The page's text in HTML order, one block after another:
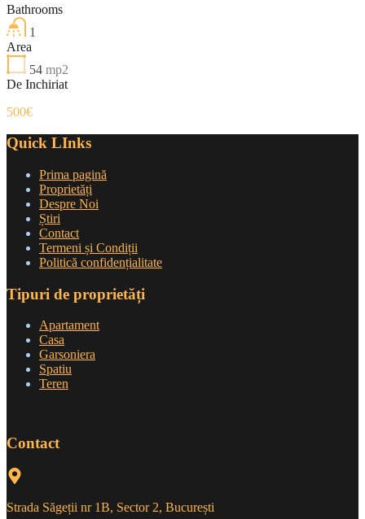
Bathrooms
1
Area
54 mp2
De Inchiriat
500€
Quick LInks
Prima pagină
Proprietăți
Despre Noi
Știri
Contact
Termeni și Condiții
Politică confidențialitate
Tipuri de proprietăți
Apartament
Casa
Garsoniera
Spatiu
Teren
Contact
Strada Săgeții nr 1B, Sector 2, București